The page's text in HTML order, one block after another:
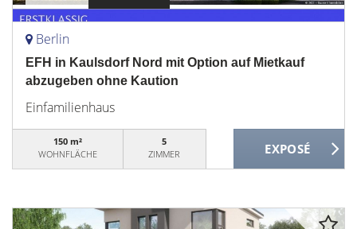
Berlin
EFH in Kaulsdorf Nord mit Option auf Mietkauf
abzugeben ohne Kaution
Einfamilienhaus
150 m²
WOHNFLÄCHE
5
ZIMMER